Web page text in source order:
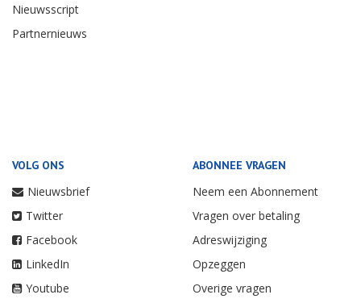
Nieuwsscript
Partnernieuws
VOLG ONS
Nieuwsbrief
Twitter
Facebook
LinkedIn
Youtube
ABONNEE VRAGEN
Neem een Abonnement
Vragen over betaling
Adreswijziging
Opzeggen
Overige vragen